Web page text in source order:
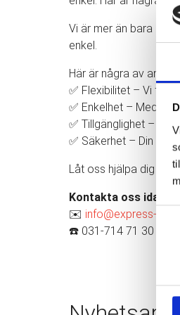
Vi är mer än bara en
enkel.
Här är några av
✅ Flexibilitet – Vi
✅ Enkelhet – Med
✅ Tillgänglighet – Vi
✅ Säkerhet – Din
Låt oss hjälpa dig
Kontakta oss idag!
✉️ info@express-
☎️ 031-714 71 30